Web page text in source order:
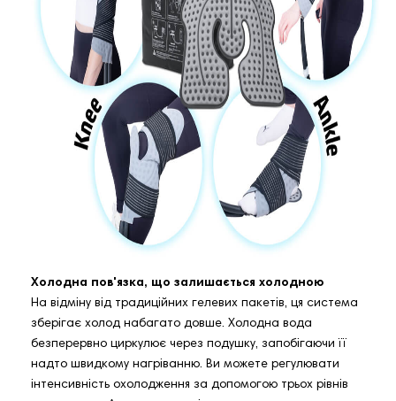
Холодна пов'язка, що залишається холодною
На відміну від традиційних гелевих пакетів, ця система
зберігає холод набагато довше. Холодна вода
безперервно циркулює через подушку, запобігаючи її
надто швидкому нагріванню. Ви можете регулювати
інтенсивність охолодження за допомогою трьох рівнів